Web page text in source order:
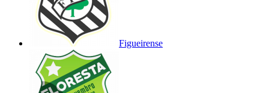
Figueirense